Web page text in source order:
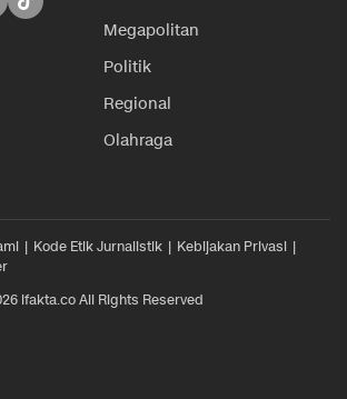
Megapolitan
Politik
Regional
Olahraga
Kode Etik Jurnalistik
Kebijakan Privasi
ifakta.co All Rights Reserved